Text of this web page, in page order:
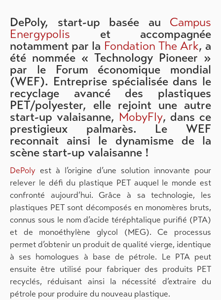
DePoly, start-up basée au Campus
Energypolis et accompagnée
notamment par la Fondation The Ark, a
été nommée « Technology Pioneer »
par le Forum économique mondial
(WEF). Entreprise spécialisée dans le
recyclage avancé des plastiques
PET/polyester, elle rejoint une autre
start-up valaisanne, MobyFly, dans ce
prestigieux palmarès. Le WEF
reconnait ainsi le dynamisme de la
scène start-up valaisanne !
DePoly est à l’origine d’une solution innovante pour
relever le défi du plastique PET auquel le monde est
confronté aujourd’hui. Grâce à sa technologie, les
plastiques PET sont décomposés en monomères bruts,
connus sous le nom d’acide téréphtalique purifié (PTA)
et de monoéthylène glycol (MEG). Ce processus
permet d’obtenir un produit de qualité vierge, identique
à ses homologues à base de pétrole. Le PTA peut
ensuite être utilisé pour fabriquer des produits PET
recyclés, réduisant ainsi la nécessité d’extraire du
pétrole pour produire du nouveau plastique.